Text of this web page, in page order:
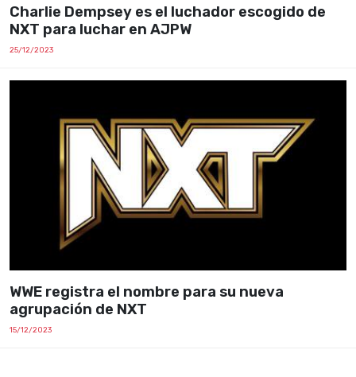
Charlie Dempsey es el luchador escogido de
NXT para luchar en AJPW
25/12/2023
WWE registra el nombre para su nueva
agrupación de NXT
15/12/2023